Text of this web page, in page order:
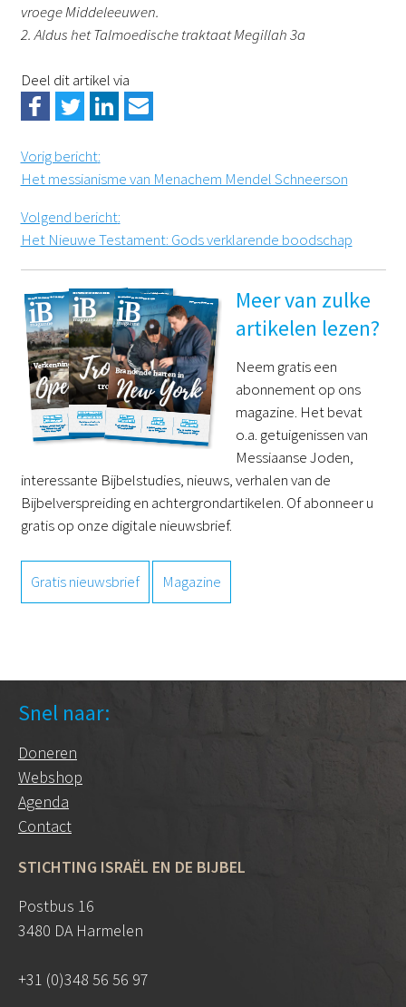
vroege Middeleeuwen.
2. Aldus het Talmoedische traktaat Megillah 3a
Deel dit artikel via
Vorig bericht:
Het messianisme van Menachem Mendel Schneerson
Volgend bericht:
Het Nieuwe Testament: Gods verklarende boodschap
Meer van zulke
artikelen lezen?
Neem gratis een
abonnement op ons
magazine. Het bevat
o.a. getuigenissen van
Messiaanse Joden,
interessante Bijbelstudies, nieuws, verhalen van de
Bijbelverspreiding en achtergrondartikelen. Of abonneer u
gratis op onze digitale nieuwsbrief.
Gratis nieuwsbrief Magazine
Snel naar:
Doneren
Webshop
Agenda
Contact
STICHTING ISRAËL EN DE BIJBEL
Postbus 16
3480 DA Harmelen
+31 (0)348 56 56 97